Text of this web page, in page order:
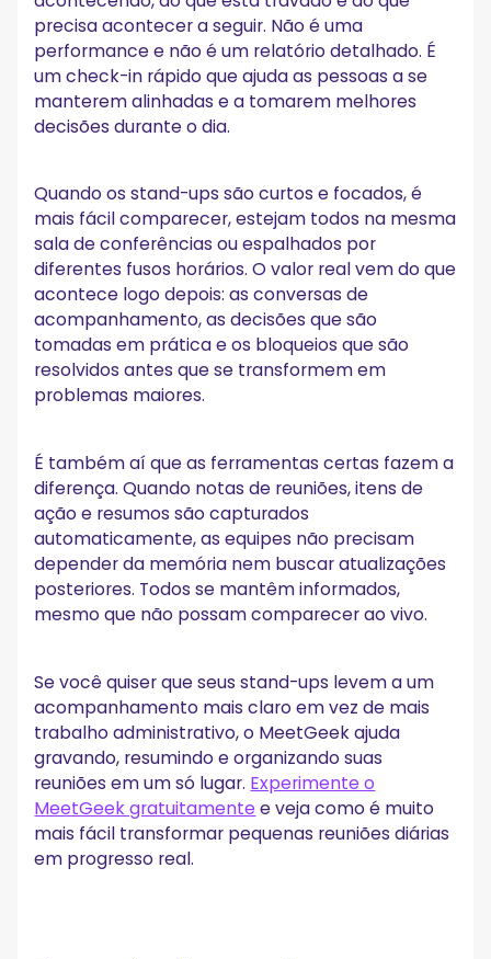
precisa acontecer a seguir. Não é uma
performance e não é um relatório detalhado. É
um check-in rápido que ajuda as pessoas a se
manterem alinhadas e a tomarem melhores
decisões durante o dia.
Quando os stand-ups são curtos e focados, é
mais fácil comparecer, estejam todos na mesma
sala de conferências ou espalhados por
diferentes fusos horários. O valor real vem do que
acontece logo depois: as conversas de
acompanhamento, as decisões que são
tomadas em prática e os bloqueios que são
resolvidos antes que se transformem em
problemas maiores.
É também aí que as ferramentas certas fazem a
diferença. Quando notas de reuniões, itens de
ação e resumos são capturados
automaticamente, as equipes não precisam
depender da memória nem buscar atualizações
posteriores. Todos se mantêm informados,
mesmo que não possam comparecer ao vivo.
Se você quiser que seus stand-ups levem a um
acompanhamento mais claro em vez de mais
trabalho administrativo, o MeetGeek ajuda
gravando, resumindo e organizando suas
reuniões em um só lugar. Experimente o
MeetGeek gratuitamentee veja como é muito
mais fácil transformar pequenas reuniões diárias
em progresso real.